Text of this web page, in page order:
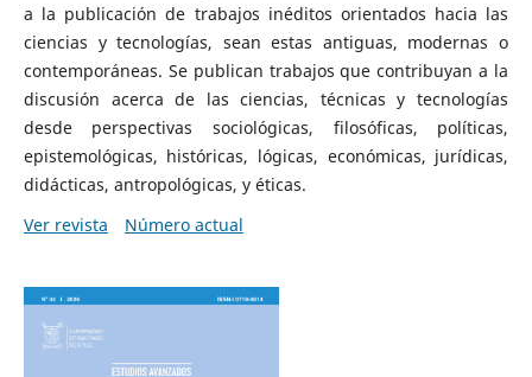
a la publicación de trabajos inéditos orientados hacia las
ciencias y tecnologías, sean estas antiguas, modernas o
contemporáneas. Se publican trabajos que contribuyan a la
discusión acerca de las ciencias, técnicas y tecnologías
desde perspectivas sociológicas, filosóficas, políticas,
epistemológicas, históricas, lógicas, económicas, jurídicas,
didácticas, antropológicas, y éticas.
Ver revista
Número actual